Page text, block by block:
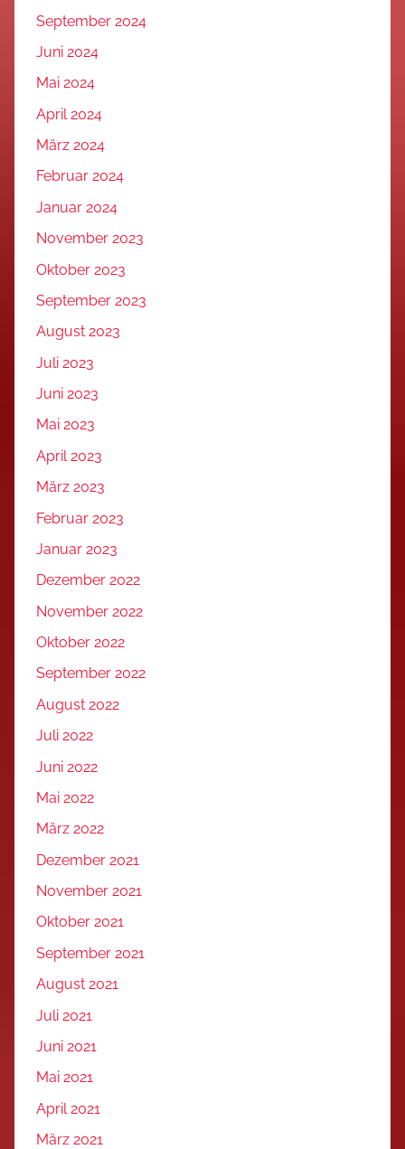
September 2024
Juni 2024
Mai 2024
April 2024
März 2024
Februar 2024
Januar 2024
November 2023
Oktober 2023
September 2023
August 2023
Juli 2023
Juni 2023
Mai 2023
April 2023
März 2023
Februar 2023
Januar 2023
Dezember 2022
November 2022
Oktober 2022
September 2022
August 2022
Juli 2022
Juni 2022
Mai 2022
März 2022
Dezember 2021
November 2021
Oktober 2021
September 2021
August 2021
Juli 2021
Juni 2021
Mai 2021
April 2021
März 2021